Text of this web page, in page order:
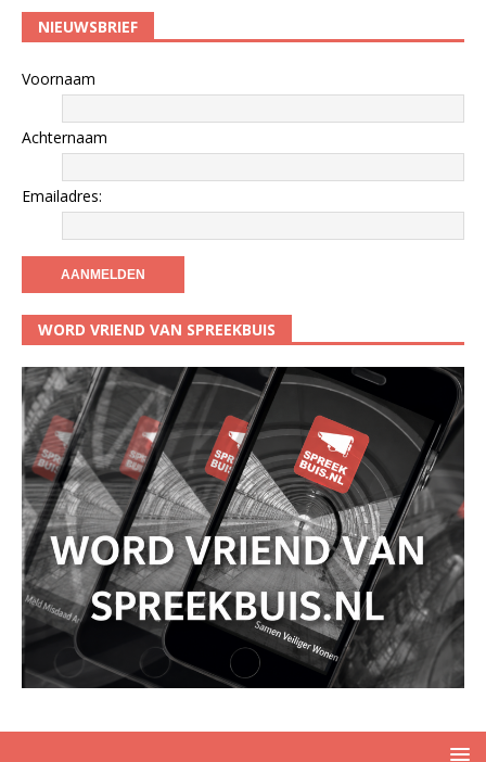
NIEUWSBRIEF
Voornaam
Achternaam
Emailadres:
WORD VRIEND VAN SPREEKBUIS